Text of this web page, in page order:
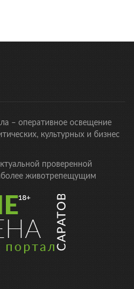
– оперативное освещение
культурных и бизнес
проверенной
животрепещущим